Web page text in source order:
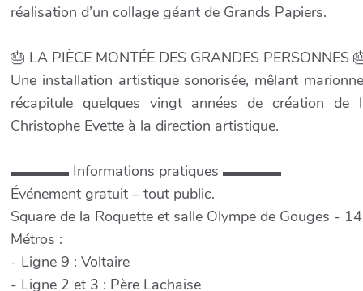
réalisation d’un collage géant de Grands Papiers.
🎂 LA PIÈCE MONTÉE DES GRANDES PERSONNES
Une installation artistique sonorisée, mêlant
récapitule quelques vingt années de création de
Christophe Evette à la direction artistique.
▬▬▬▬ Informations pratiques ▬▬▬▬
Événement gratuit – tout public.
Square de la Roquette et salle Olympe de Gouges -
Métros :
- Ligne 9 : Voltaire
- Ligne 2 et 3 : Père Lachaise